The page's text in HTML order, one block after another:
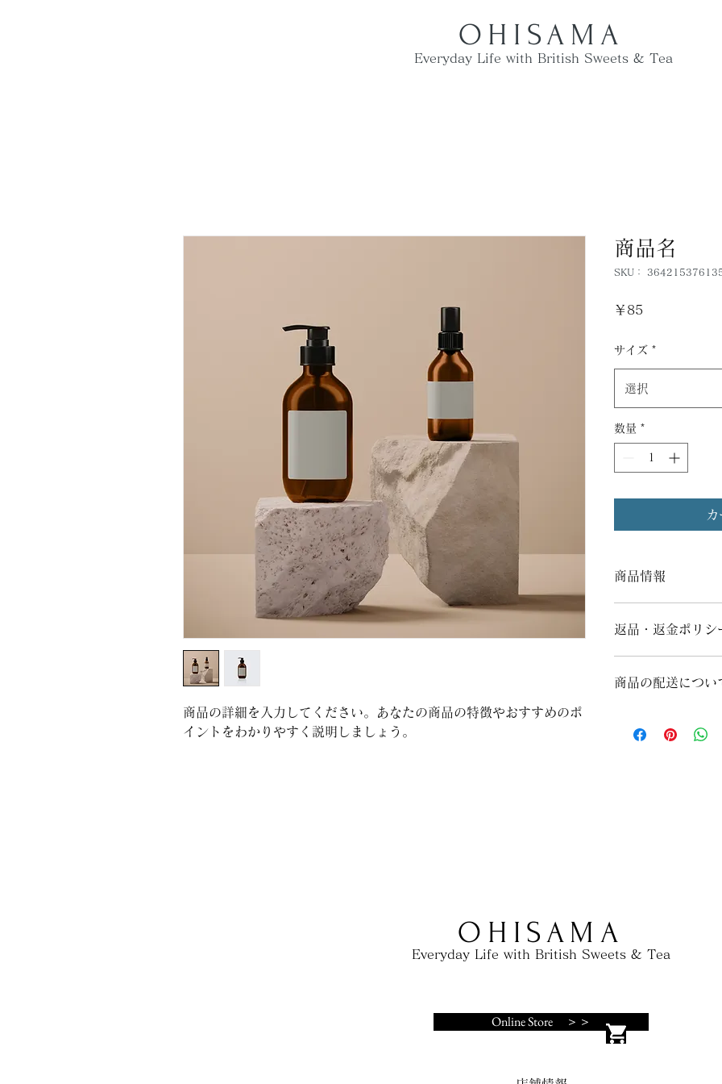
OHISAMA
​Everyday Life with British Sweets & Tea
商品の詳細を入力してください。あなたの商品の特徴やおすすめのポ
イントをわかりやすく説明しましょう。
商品名
SKU：
￥85
サイズ *
選択
数量 *
商品情報
明に加え、商品の特
返品・返金ポリシ
満足しなかった場合
だけます。
商品の配送につい
する情報を入力して
OHISAMA
Everyday Life with British Sweets & Tea
Online Store ＞＞